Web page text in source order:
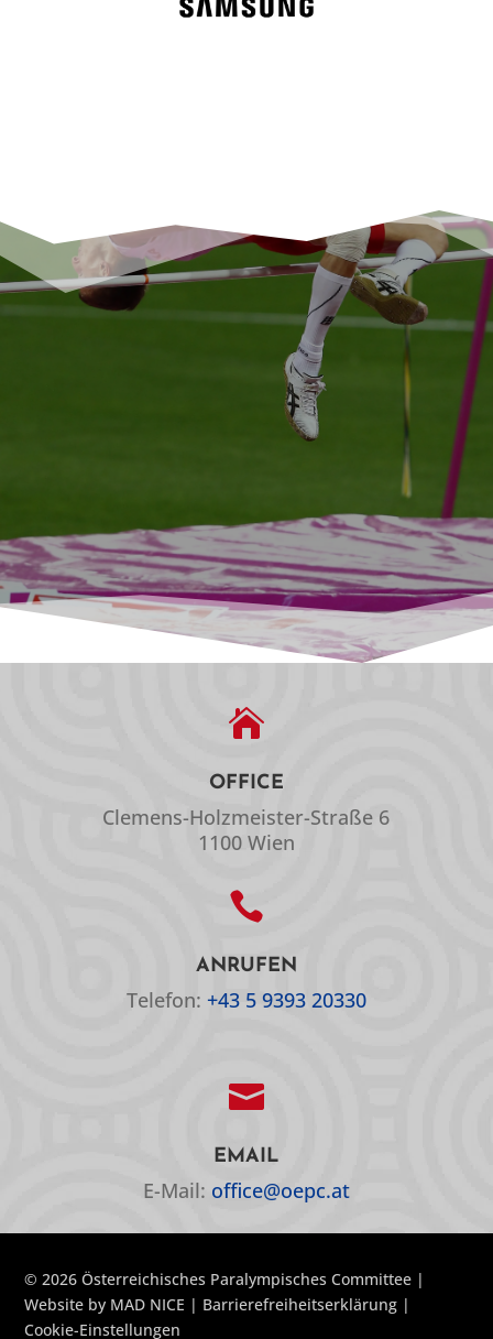

OFFICE
Clemens-Holzmeister-Straße 6
1100 Wien

ANRUFEN
Telefon: +43 5 9393 20330

EMAIL
E-Mail: office@oepc.at
© 2026 Österreichisches Paralympisches Committee |
Website by MAD NICE | Barrierefreiheitserklärung |
Cookie-Einstellungen